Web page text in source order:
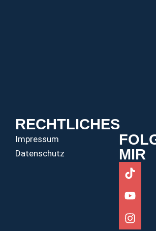
RECHTLICHES
Impressum
Datenschutz
MIR